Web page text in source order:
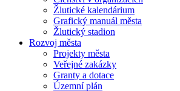
Žlutické kalendárium
Grafický manuál města
Žlutický stadion
Rozvoj města
Projekty města
Veřejné zakázky
Granty a dotace
Územní plán